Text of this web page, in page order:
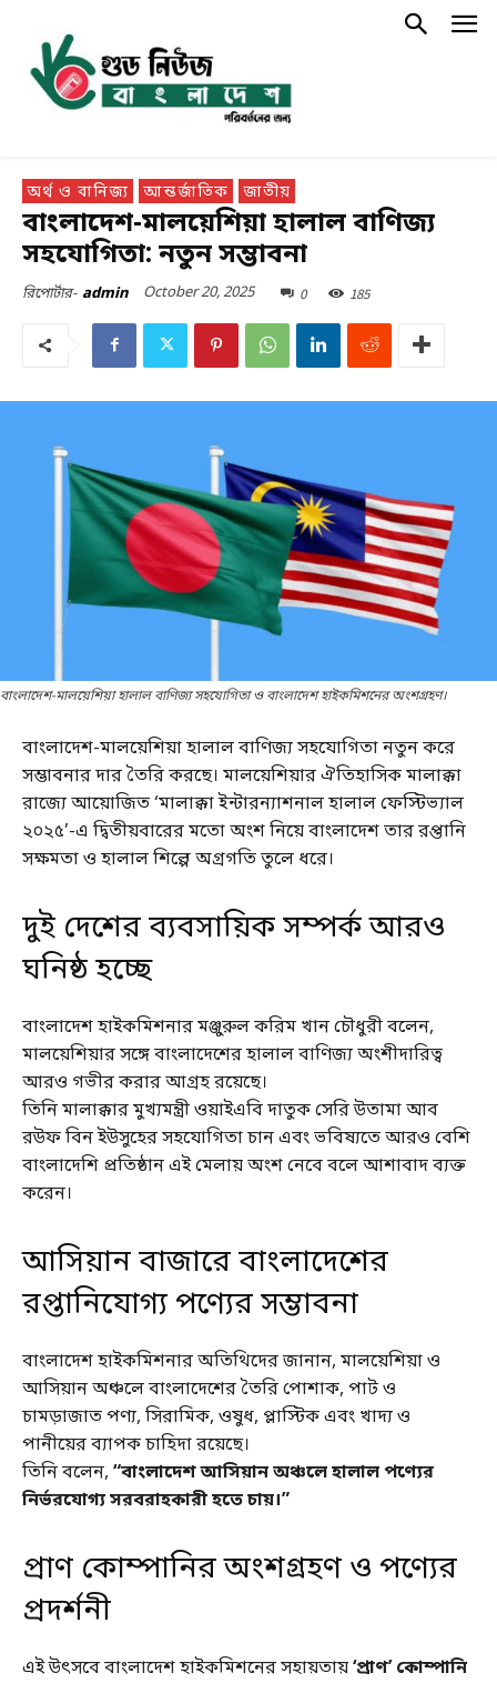
অর্থ ও বানিজ্য আন্তর্জাতিক জাতীয়
বাংলাদেশ-মালয়েশিয়া হালাল বাণিজ্য
সহযোগিতা: নতুন সম্ভাবনা
রিপোর্টার- admin October 20, 2025 0 185
বাংলাদেশ-মালয়েশিয়া হালাল বাণিজ্য সহযোগিতা ও বাংলাদেশ হাইকমিশনের অংশগ্রহণ।
বাংলাদেশ-মালয়েশিয়া হালাল বাণিজ্য সহযোগিতা নতুন করে
সম্ভাবনার দার তৈরি করছে। মালয়েশিয়ার ঐতিহাসিক মালাক্কা
রাজ্যে আয়োজিত ‘মালাক্কা ইন্টারন্যাশনাল হালাল ফেস্টিভ্যাল
২০২৫’-এ দ্বিতীয়বারের মতো অংশ নিয়ে বাংলাদেশ তার রপ্তানি
সক্ষমতা ও হালাল শিল্পে অগ্রগতি তুলে ধরে।
দুই দেশের ব্যবসায়িক সম্পর্ক আরও
ঘনিষ্ঠ হচ্ছে
বাংলাদেশ হাইকমিশনার মঞ্জুরুল করিম খান চৌধুরী বলেন,
মালয়েশিয়ার সঙ্গে বাংলাদেশের হালাল বাণিজ্য অংশীদারিত্ব
আরও গভীর করার আগ্রহ রয়েছে।
তিনি মালাক্কার মুখ্যমন্ত্রী ওয়াইএবি দাতুক সেরি উতামা আব
রউফ বিন ইউসুহের সহযোগিতা চান এবং ভবিষ্যতে আরও বেশি
বাংলাদেশি প্রতিষ্ঠান এই মেলায় অংশ নেবে বলে আশাবাদ ব্যক্ত
করেন।
আসিয়ান বাজারে বাংলাদেশের
রপ্তানিযোগ্য পণ্যের সম্ভাবনা
বাংলাদেশ হাইকমিশনার অতিথিদের জানান, মালয়েশিয়া ও
আসিয়ান অঞ্চলে বাংলাদেশের তৈরি পোশাক, পাট ও
চামড়াজাত পণ্য, সিরামিক, ওষুধ, প্লাস্টিক এবং খাদ্য ও
পানীয়ের ব্যাপক চাহিদা রয়েছে।
তিনি বলেন, “বাংলাদেশ আসিয়ান অঞ্চলে হালাল পণ্যের
নির্ভরযোগ্য সরবরাহকারী হতে চায়।”
প্রাণ কোম্পানির অংশগ্রহণ ও পণ্যের
প্রদর্শনী
এই উৎসবে বাংলাদেশ হাইকমিশনের সহায়তায়‘প্রাণ’ কোম্পানি